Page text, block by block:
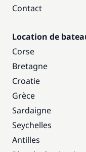
Contact
Location de
Corse
Bretagne
Croatie
Grèce
Sardaigne
Seychelles
Antilles